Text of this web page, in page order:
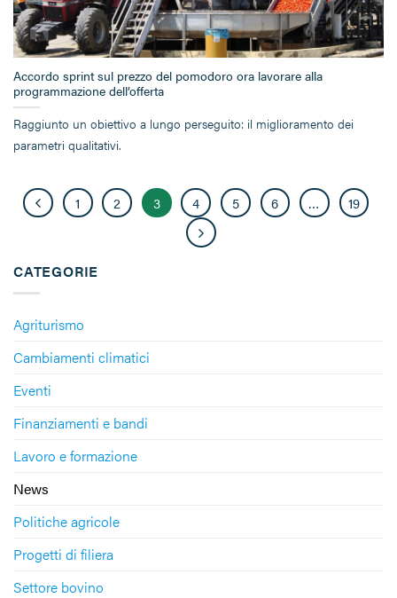
CATEGORIE
Agriturismo
Cambiamenti climatici
Eventi
Finanziamenti e bandi
Lavoro e formazione
News
Politiche agricole
Progetti di filiera
Settore bovino
Accordo sprint sul prezzo del pomodoro ora lavorare alla
programmazione dell’offerta
Raggiunto un obiettivo a lungo perseguito: il miglioramento dei
parametri qualitativi.
1 2 3 4 5 6 … 19